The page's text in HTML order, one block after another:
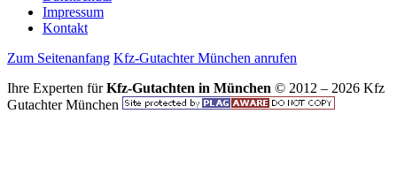
Impressum
Kontakt
Zum Seitenanfang Kfz-Gutachter München anrufen
Ihre Experten fürKfz-Gutachten in München © 2012 – 2026 Kfz
Gutachter München